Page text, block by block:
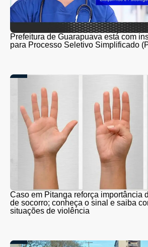
Prefeitura de Guarapuava está com
para Processo Seletivo Simplificado
Caso em Pitanga reforça importância
de socorro; conheça o sinal e saiba
situações de violência